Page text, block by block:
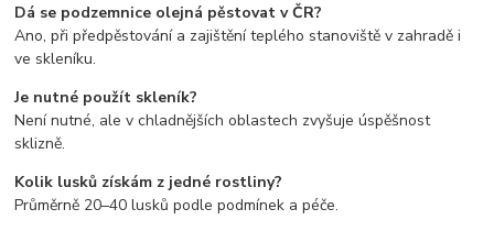
Dá se podzemnice olejná pěstovat v ČR?
Ano, při předpěstování a zajištění teplého stanoviště v zahradě i
ve skleníku.
Je nutné použít skleník?
Není nutné, ale v chladnějších oblastech zvyšuje úspěšnost
sklizně.
Kolik lusků získám z jedné rostliny?
Průměrně 20–40 lusků podle podmínek a péče.